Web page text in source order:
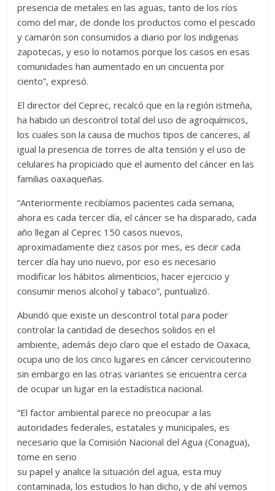
presencia de metales en las aguas, tanto de los ríos
como del mar, de donde los productos como el pescado
y camarón son consumidos a diario por los indigenas
zapotecas, y eso lo notamos porque los casos en esas
comunidades han aumentado en un cincuenta por
ciento”, expresó.
El director del Ceprec, recalcó que en la región istmeña,
ha habido un descontrol total del uso de agroquímicos,
los cuales son la causa de muchos tipos de canceres, al
igual la presencia de torres de alta tensión y el uso de
celulares ha propiciado que el aumento del cáncer en las
familias oaxaqueñas.
“Anteriormente recibíamos pacientes cada semana,
ahora es cada tercer día, el cáncer se ha disparado, cada
año llegan al Ceprec 150 casos nuevos,
aproximadamente diez casos por mes, es decir cada
tercer día hay uno nuevo, por eso es necesario
modificar los hábitos alimenticios, hacer ejercicio y
consumir menos alcohol y tabaco”, puntualizó.
Abundó que existe un descontrol total para poder
controlar la cantidad de desechos solidos en el
ambiente, además dejo claro que el estado de Oaxaca,
ocupa uno de los cinco lugares en cáncer cervicouterino
sin embargo en las otras variantes se encuentra cerca
de ocupar un lugar en la estadística nacional.
“El factor ambiental parece no preocupar a las
autoridades federales, estatales y municipales, es
necesario que la Comisión Nacional del Agua (Conagua),
tome en serio
su papel y analice la situación del agua, esta muy
contaminada, los estudios lo han dicho, y de ahí vemos